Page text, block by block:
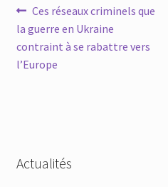
Navigation
de
l’article
Article
précédent :
Ces réseaux criminels que
la guerre en Ukraine
contraint à se rabattre vers
l’Europe
Actualités